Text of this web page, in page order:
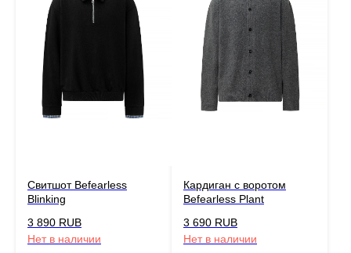
Свитшот Befearless
Blinking
3 890 RUB
Нет в наличии
Кардиган с воротом
Befearless Plant
3 690 RUB
Нет в наличии